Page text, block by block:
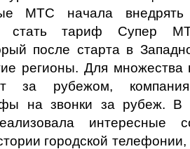
МТС начала
стать тариф Супер
после старта в
регионы. Для множества
за рубежом,
на звонки за рубеж.
интересные
городской